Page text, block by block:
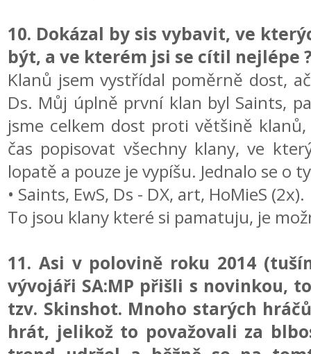
10. Dokázal by sis vybavit, ve
být, a ve kterém jsi se cítil nejlépe
Klanů jsem vystřídal poměrně dost,
Ds. Můj úplně první klan byl Saints,
jsme celkem dost proti většině
čas popisovat všechny klany, ve
lopatě a pouze je vypíšu. Jednalo se o
• Saints, EwS, Ds - DX, art, HoMieS (2x).
To jsou klany které si pamatuju, je
11. Asi v polovině roku 2014
vývojáři SA:MP přišli s novinkou,
tzv. Skinshot. Mnoho starých
hrát, jelikož to považovali za